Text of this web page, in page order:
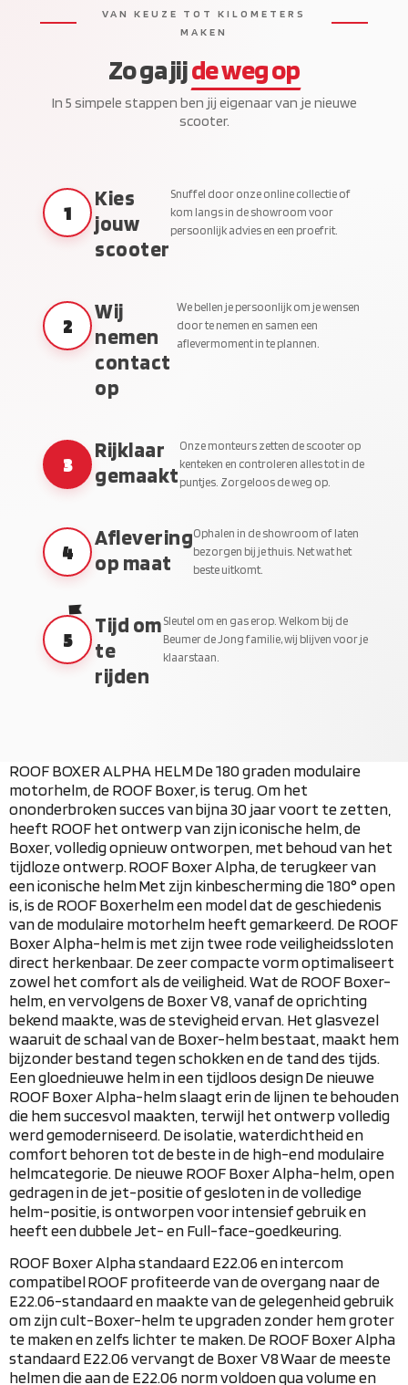
VAN KEUZE TOT KILOMETERS
MAKEN
Zo ga jijde weg op
In 5 simpele stappen ben jij eigenaar van je nieuwe
scooter.
1
Kies
jouw
scooter
Snuffel door onze online collectie of
kom langs in de showroom voor
persoonlijk advies en een proefrit.
2
Wij
nemen
contact
op
We bellen je persoonlijk om je wensen
door te nemen en samen een
aflevermoment in te plannen.
3
Rijklaar
gemaakt
Onze monteurs zetten de scooter op
kenteken en controleren alles tot in de
puntjes. Zorgeloos de weg op.
4
Aflevering
op maat
Ophalen in de showroom of laten
bezorgen bij je thuis. Net wat het
beste uitkomt.
5
Tijd om
te
rijden
Sleutel om en gas erop. Welkom bij de
Beumer de Jong familie, wij blijven voor je
klaarstaan.
ROOF BOXER ALPHA HELMDe 180 graden modulaire
motorhelm, de ROOF Boxer, is terug. Om het
ononderbroken succes van bijna 30 jaar voort te zetten,
heeft ROOF het ontwerp van zijn iconische helm, de
Boxer, volledig opnieuw ontworpen, met behoud van het
tijdloze ontwerp.ROOF Boxer Alpha, de terugkeer van
een iconische helmMet zijn kinbescherming die 180° open
is, is de ROOF Boxerhelm een ​​model dat de geschiedenis
van de modulaire motorhelm heeft gemarkeerd. De ROOF
Boxer Alpha-helm is met zijn twee rode veiligheidssloten
direct herkenbaar. De zeer compacte vorm optimaliseert
zowel het comfort als de veiligheid. Wat de ROOF Boxer-
helm, en vervolgens de Boxer V8, vanaf de oprichting
bekend maakte, was de stevigheid ervan. Het glasvezel
waaruit de schaal van de Boxer-helm bestaat, maakt hem
bijzonder bestand tegen schokken en de tand des tijds.
Een gloednieuwe helm in een tijdloos designDe nieuwe
ROOF Boxer Alpha-helm slaagt erin de lijnen te behouden
die hem succesvol maakten, terwijl het ontwerp volledig
werd gemoderniseerd. De isolatie, waterdichtheid en
comfort behoren tot de beste in de high-end modulaire
helmcategorie. De nieuwe ROOF Boxer Alpha-helm, open
gedragen in de jet-positie of gesloten in de volledige
helm-positie, is ontworpen voor intensief gebruik en
heeft een dubbele Jet- en Full-face-goedkeuring.
ROOF Boxer Alpha standaard E22.06 en intercom
compatibelROOF profiteerde van de overgang naar de
E22.06-standaard en maakte van de gelegenheid gebruik
om zijn cult-Boxer-helm te upgraden zonder hem groter
te maken en zelfs lichter te maken.De ROOF Boxer Alpha
standaard E22.06 vervangt de Boxer V8Waar de meeste
helmen die aan de E22.06 norm voldoen qua volume en